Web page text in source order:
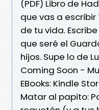
(PDF) Libro de
que vas a escribir
de tu vida.
que seré el
hijos. Supe lo de
Coming Soon -
EBooks: Kindle
Matar al papito: